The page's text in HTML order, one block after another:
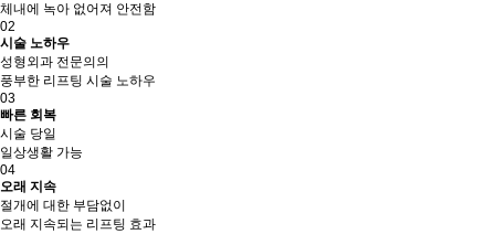
체내에 녹아 없어져 안전함
02
시술 노하우
성형외과 전문의의
풍부한 리프팅 시술 노하우
03
빠른 회복
시술 당일
일상생활 가능
04
오래 지속
절개에 대한 부담없이
오래 지속되는 리프팅 효과